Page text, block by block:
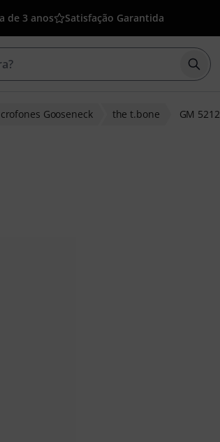
de 3 anos Satisfação Garantida
Gooseneck the t.bone GM 5212